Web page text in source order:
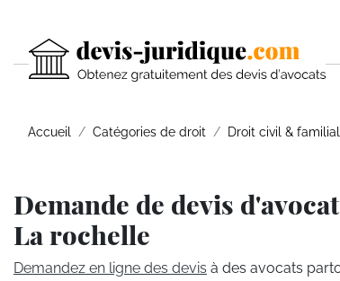
Accueil Catégories de droit Droit civil & familial
Demande de devis
La rochelle
Demandez en ligne des devis à des avocats